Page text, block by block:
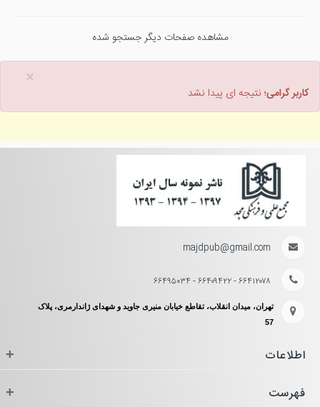
مشاهده صفحات دیگر جستجو شده
×
کاربر گرامی؛ نتیجه ای پیدا نشد
majdpub@gmail.com
۶۶۴۱۲۰۷۸ - ۶۶۴۰۹۴۲۲ - ۶۶۴۹۵۰۳۴
تهران، میدان انقلاب، تقاطع خیابان منیری جاوید و شهدای ژاندارمری، پلاک
57
اطلاعات +
فهرست +